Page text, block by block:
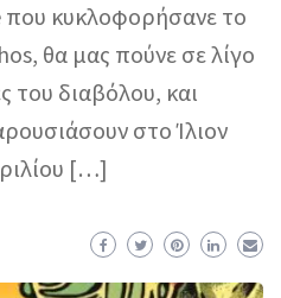
που κυκλοφορήσανε το
θα μας πούνε σε λίγο
του διαβόλου, και
στο Ίλιον
[…]